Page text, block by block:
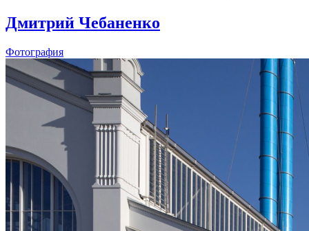
Дмитрий Чебаненко
Фотография